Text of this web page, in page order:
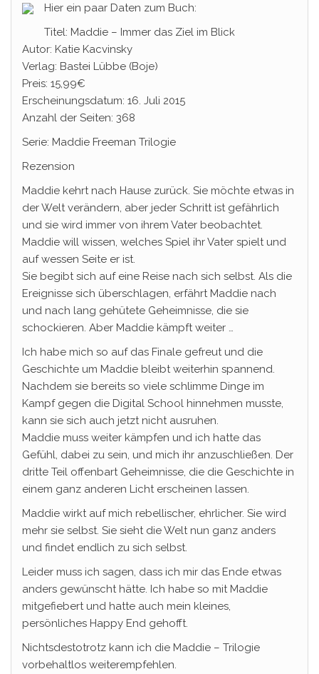
Hier ein paar Daten zum Buch:
Titel: Maddie – Immer das Ziel im Blick
Autor: Katie Kacvinsky
Verlag: Bastei Lübbe (Boje)
Preis: 15,99€
Erscheinungsdatum: 16. Juli 2015
Anzahl der Seiten: 368
Serie: Maddie Freeman Trilogie
Rezension
Maddie kehrt nach Hause zurück. Sie möchte etwas in
der Welt verändern, aber jeder Schritt ist gefährlich
und sie wird immer von ihrem Vater beobachtet.
Maddie will wissen, welches Spiel ihr Vater spielt und
auf wessen Seite er ist.
Sie begibt sich auf eine Reise nach sich selbst. Als die
Ereignisse sich überschlagen, erfährt Maddie nach
und nach lang gehütete Geheimnisse, die sie
schockieren. Aber Maddie kämpft weiter …
Ich habe mich so auf das Finale gefreut und die
Geschichte um Maddie bleibt weiterhin spannend.
Nachdem sie bereits so viele schlimme Dinge im
Kampf gegen die Digital School hinnehmen musste,
kann sie sich auch jetzt nicht ausruhen.
Maddie muss weiter kämpfen und ich hatte das
Gefühl, dabei zu sein, und mich ihr anzuschließen. Der
dritte Teil offenbart Geheimnisse, die die Geschichte in
einem ganz anderen Licht erscheinen lassen.
Maddie wirkt auf mich rebellischer, ehrlicher. Sie wird
mehr sie selbst. Sie sieht die Welt nun ganz anders
und findet endlich zu sich selbst.
Leider muss ich sagen, dass ich mir das Ende etwas
anders gewünscht hätte. Ich habe so mit Maddie
mitgefiebert und hatte auch mein kleines,
persönliches Happy End gehofft.
Nichtsdestotrotz kann ich die Maddie – Trilogie
vorbehaltlos weiterempfehlen.